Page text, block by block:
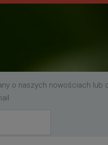
o naszych nowościach lub